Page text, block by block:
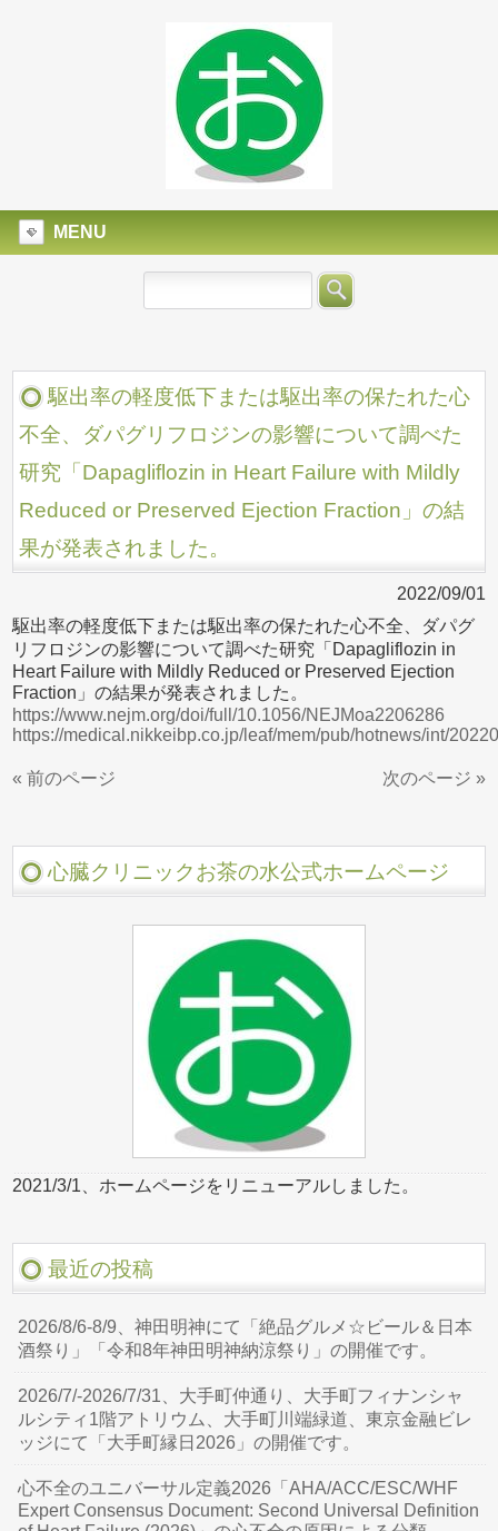
MENU
駆出率の軽度低下または駆出率の保たれた心
不全、ダパグリフロジンの影響について調べた
研究「Dapagliflozin in Heart Failure with Mildly
Reduced or Preserved Ejection Fraction」の結
果が発表されました。
2022/09/01
駆出率の軽度低下または駆出率の保たれた心不全、ダパグ
リフロジンの影響について調べた研究「Dapagliflozin in
Heart Failure with Mildly Reduced or Preserved Ejection
Fraction」の結果が発表されました。
https://www.nejm.org/doi/full/10.1056/NEJMoa2206286
https://medical.nikkeibp.co.jp/leaf/mem/pub/hotnews/int/
« 前のページ 次のページ »
心臓クリニックお茶の水公式ホームページ
2021/3/1、ホームページをリニューアルしました。
最近の投稿
2026/8/6-8/9、神田明神にて「絶品グルメ☆ビール＆日本
酒祭り」「令和8年神田明神納涼祭り」の開催です。
2026/7/-2026/7/31、大手町仲通り、大手町フィナンシャ
ルシティ1階アトリウム、大手町川端緑道、東京金融ビレ
ッジにて「大手町縁日2026」の開催です。
心不全のユニバーサル定義2026「AHA/ACC/ESC/WHF
Expert Consensus Document: Second Universal Definition